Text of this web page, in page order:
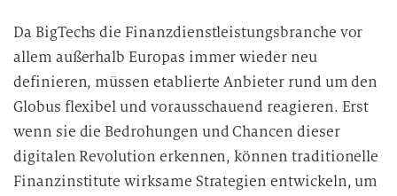
Da BigTechs die Finanzdienstleistungsbranche vor
allem außerhalb Europas immer wieder neu
definieren, müssen etablierte Anbieter rund um den
Globus flexibel und vorausschauend reagieren. Erst
wenn sie die Bedrohungen und Chancen dieser
digitalen Revolution erkennen, können traditionelle
Finanzinstitute wirksame Strategien entwickeln, um